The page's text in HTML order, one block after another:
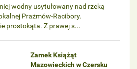
wodny usytułowany nad rzeką
Prażmów-Racibory.
prostokąta. Z prawej s...
Zamek Książąt
Mazowieckich w Czersku